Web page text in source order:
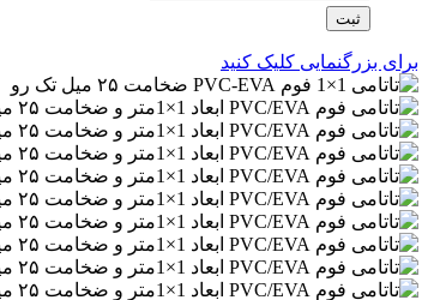
ثبت
برای بزرگنمایی کلیک کنید